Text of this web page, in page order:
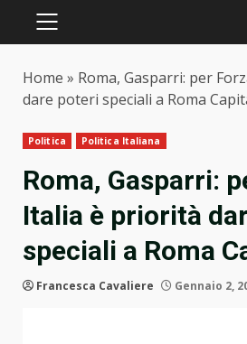
PRIMARY
Home » Roma, Gasparri: per
dare poteri speciali a Roma
Politica Politica Italiana
Roma, Gasparri:
Italia è priorità
speciali a Roma
Francesca Cavaliere Gennaio 2,